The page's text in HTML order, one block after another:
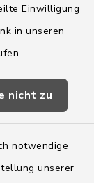
Einwilligung
in unseren
nicht zu
notwendige
unserer